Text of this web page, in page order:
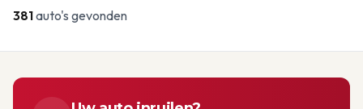
381auto's gevonden